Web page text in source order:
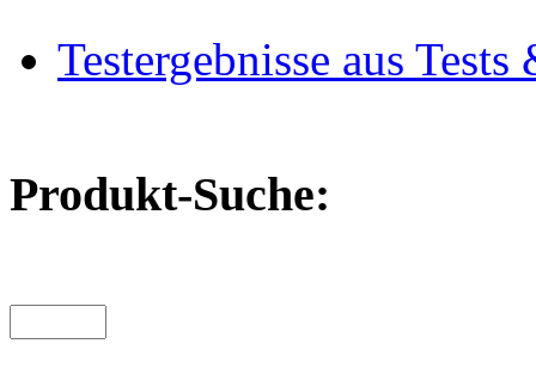
Testergebnisse aus
Produkt-Suche: